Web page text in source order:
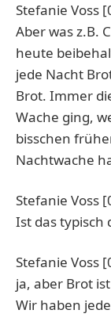
Stefanie Voss
Aber was z.B.
heute
jede Nacht
Brot. Immer
Wache ging,
bisschen
Nachtwache
Stefanie Voss
Ist das typisch
Stefanie Voss
ja, aber Brot
Wir haben